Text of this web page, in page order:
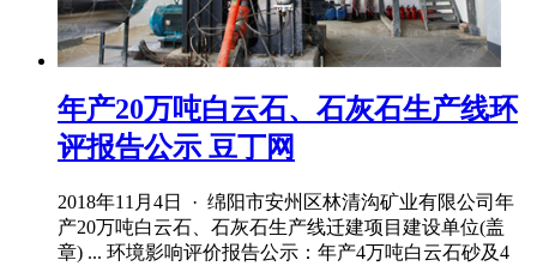
年产20万吨白云石、石灰石生产线环
评报告公示 豆丁网
2018年11月4日 · 绵阳市安州区林清沟矿业有限公司年
产20万吨白云石、石灰石生产线迁建项目建设单位(盖
章) ... 环境影响评价报告公示：年产4万吨白云石砂及4